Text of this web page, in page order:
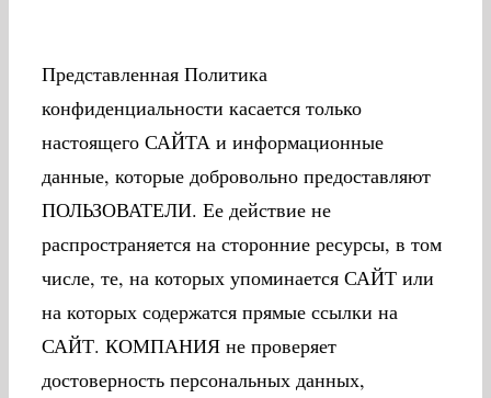
Представленная Политика
конфиденциальности касается только
настоящего САЙТА и информационные
данные, которые добровольно предоставляют
ПОЛЬЗОВАТЕЛИ. Ее действие не
распространяется на сторонние ресурсы, в том
числе, те, на которых упоминается САЙТ или
на которых содержатся прямые ссылки на
САЙТ. КОМПАНИЯ не проверяет
достоверность персональных данных,